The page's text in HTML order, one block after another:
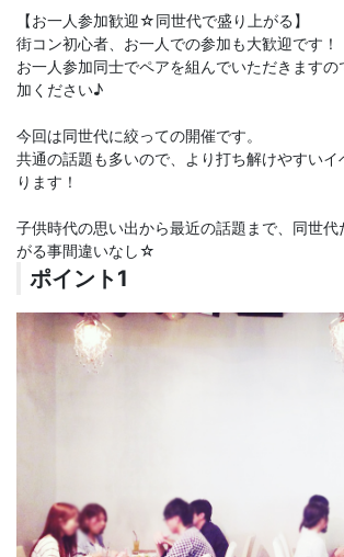
【お一人参加歓迎☆同世代で盛り上がる】
街コン初心者、お一人での参加も大歓迎です！
お一人参加同士でペアを組んでいただきますの
加ください♪
今回は同世代に絞っての開催です。
共通の話題も多いので、より打ち解けやすいイ
ります！
子供時代の思い出から最近の話題まで、同世代
がる事間違いなし☆
ポイント1